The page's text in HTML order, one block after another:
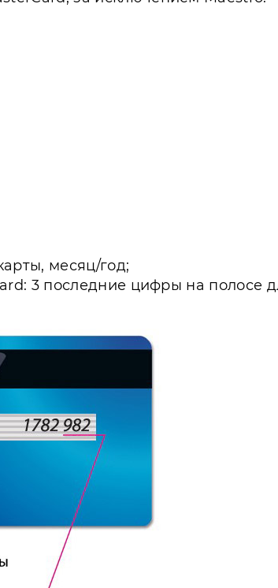
месяц/год;
3 последние цифры на полосе